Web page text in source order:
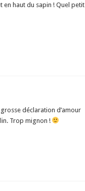
en haut du sapin ! Quel petit
déclaration d’amour
Trop mignon !